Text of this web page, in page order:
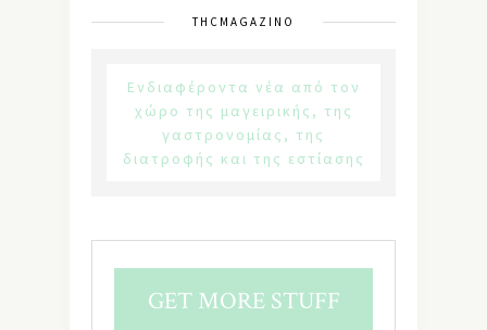
THCMAGAZINO
Ενδιαφέροντα νέα από τον
χώρο της μαγειρικής, της
γαστρονομίας, της
διατροφής και της εστίασης
GET MORE STUFF